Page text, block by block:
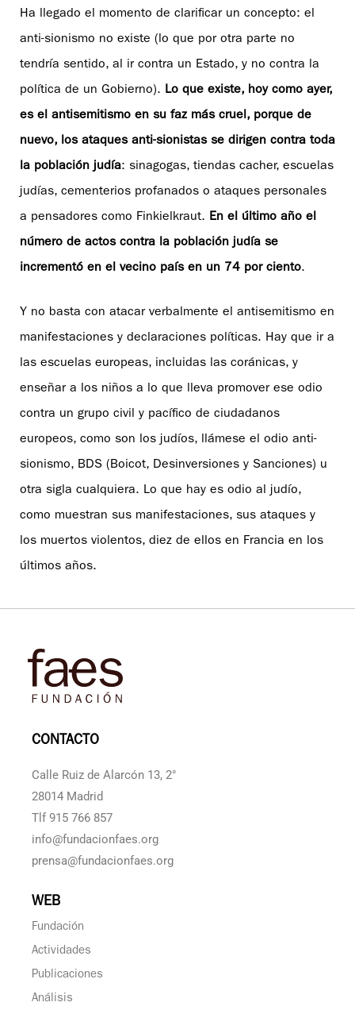
Ha llegado el momento de clarificar un concepto: el
anti-sionismo no existe (lo que por otra parte no
tendría sentido, al ir contra un Estado, y no contra la
política de un Gobierno). Lo que existe, hoy como ayer,
es el antisemitismo en su faz más cruel, porque de
nuevo, los ataques anti-sionistas se dirigen contra toda
la población judía: sinagogas, tiendas cacher, escuelas
judías, cementerios profanados o ataques personales
a pensadores como Finkielkraut. En el último año el
número de actos contra la población judía se
incrementó en el vecino país en un 74 por ciento.
Y no basta con atacar verbalmente el antisemitismo en
manifestaciones y declaraciones políticas. Hay que ir a
las escuelas europeas, incluidas las coránicas, y
enseñar a los niños a lo que lleva promover ese odio
contra un grupo civil y pacífico de ciudadanos
europeos, como son los judíos, llámese el odio anti-
sionismo, BDS (Boicot, Desinversiones y Sanciones) u
otra sigla cualquiera. Lo que hay es odio al judío,
como muestran sus manifestaciones, sus ataques y
los muertos violentos, diez de ellos en Francia en los
últimos años.
CONTACTO
Calle Ruiz de Alarcón 13, 2°
28014 Madrid
Tlf 915 766 857
info@fundacionfaes.org
prensa@fundacionfaes.org
WEB
Fundación
Actividades
Publicaciones
Análisis